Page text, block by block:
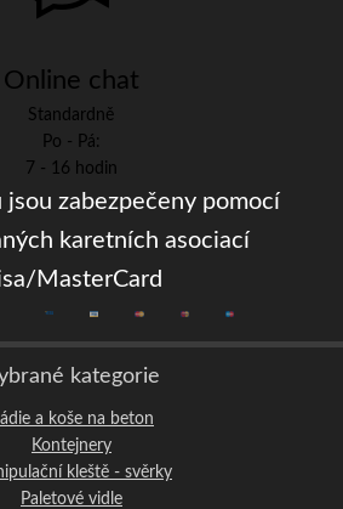
Online chat
Standardně
Po - Pá:
7 - 16 hodin
jsou zabezpečeny pomocí
karetních asociací
MasterCard
kategorie
a koše na beton
Kontejnery
kleště - svěrky
Paletové vidle